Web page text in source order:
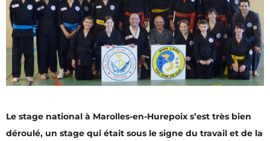
Le stage national à Marolles-en-Hurepoix s’est très bien
déroulé, un stage qui était sous le signe du travail et de la